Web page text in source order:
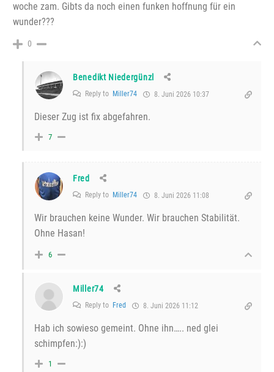
woche zam. Gibts da noch einen funken hoffnung für ein
wunder???
0
Benedikt Niedergünzl
Reply to Miller74 8. Juni 2026 10:37
Dieser Zug ist fix abgefahren.
7
Fred
Reply to Miller74 8. Juni 2026 11:08
Wir brauchen keine Wunder. Wir brauchen Stabilität.
Ohne Hasan!
6
Miller74
Reply to Fred 8. Juni 2026 11:12
Hab ich sowieso gemeint. Ohne ihn….. ned glei
schimpfen:):)
1